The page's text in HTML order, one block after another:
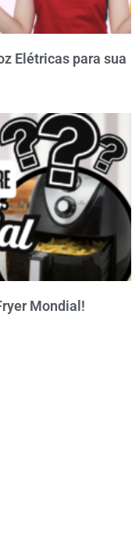
Elétricas para sua
Mondial!